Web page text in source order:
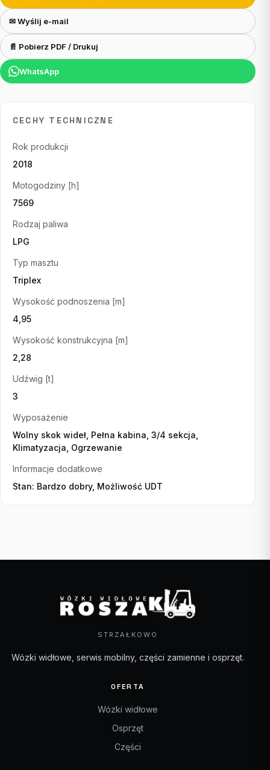
✉ Wyślij e-mail
📄 Pobierz PDF / Drukuj
WhatsApp
CECHY TECHNICZNE
Rok produkcji
2018
Motogodziny [h]
7569
Rodzaj paliwa
LPG
Typ masztu
Triplex
Wysokość podnoszenia [m]
4,95
Wysokość konstrukcyjna [m]
2,28
Udźwig [t]
3
Wyposażenie
Wolny skok wideł, Pełna kabina, 3/4 sekcja,
Klimatyzacja, Ogrzewanie
Informacje dodatkowe
Stan: Bardzo dobry, Możliwość UDT
STRZAŁKOWO
Wózki widłowe, serwis mobilny, części zamienne i osprzęt.
OFERTA
Wózki widłowe
Osprzęt
Części